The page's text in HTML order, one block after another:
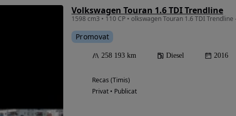
Volkswagen Touran 1.6 TDI Trendline
Promovat
258 193 km Diesel 2016
Recas (Timis)
Privat • Publicat